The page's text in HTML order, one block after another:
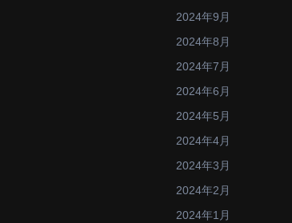
2024年9月
2024年8月
2024年7月
2024年6月
2024年5月
2024年4月
2024年3月
2024年2月
2024年1月